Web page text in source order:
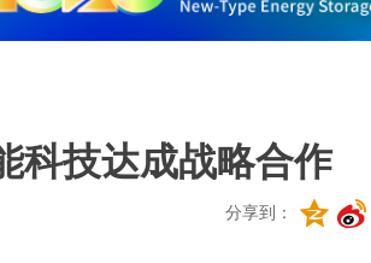
科技达成战略合作
分享到：